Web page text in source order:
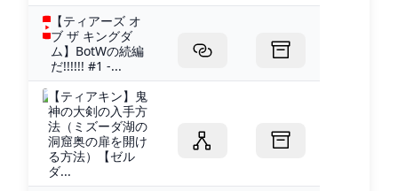
【ティアーズ オ
ブ ザ キングダ
ム】BotWの続編
だ!!!!!! #1 -...
【ティアキン】鬼
神の大剣の入手方
法（ミズーダ湖の
洞窟奥の扉を開け
る方法）【ゼル
ダ...